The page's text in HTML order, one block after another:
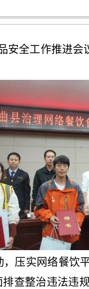
安全工作推进
压实网络餐饮
查整治违法违